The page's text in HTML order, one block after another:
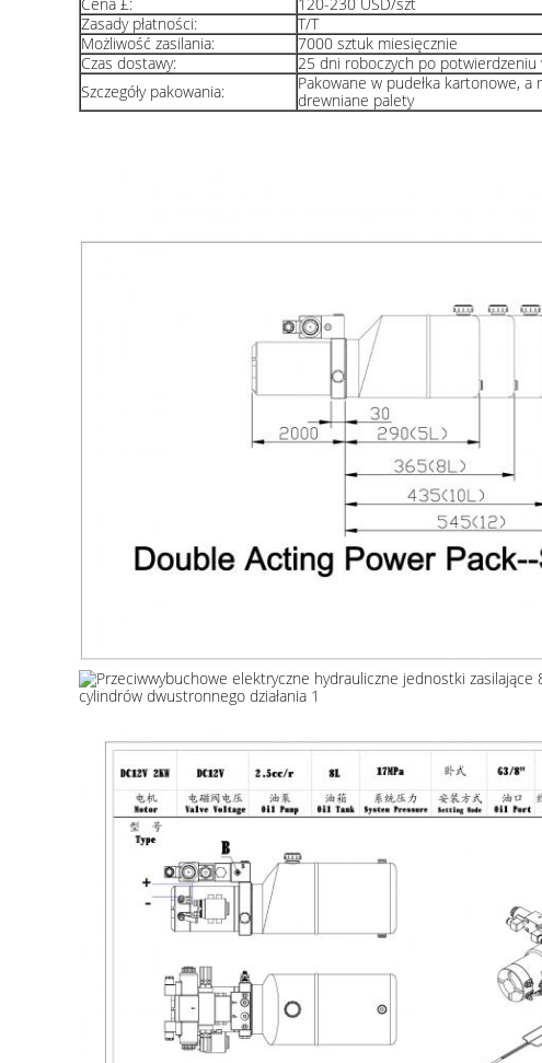
Zasady płatności:
T/T
Możliwość zasilania:
7000 sztuk miesięcznie
Czas dostawy:
25 dni roboczych po potwierdzeniu
Szczegóły pakowania:
Pakowane w pudełka kartonowe, a
drewniane palety